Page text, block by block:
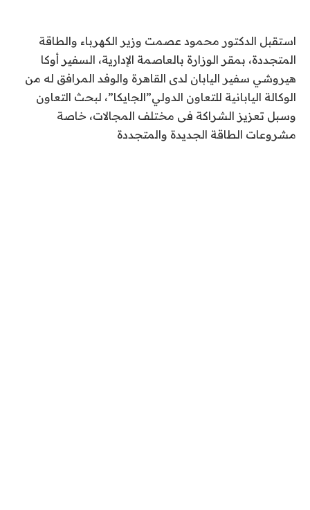
استقبل الدكتور محمود عصمت وزير الكهرباء والطاقة
المتجددة، بمقر الوزارة بالعاصمة الإدارية، السفير أوكا
هيروشي سفير اليابان لدى القاهرة والوفد المرافق له من
الوكالة اليابانية للتعاون الدولي”الجايكا”، لبحث التعاون
وسبل تعزيز الشراكة فى مختلف المجالات، خاصة
مشروعات الطاقة الجديدة والمتجددة